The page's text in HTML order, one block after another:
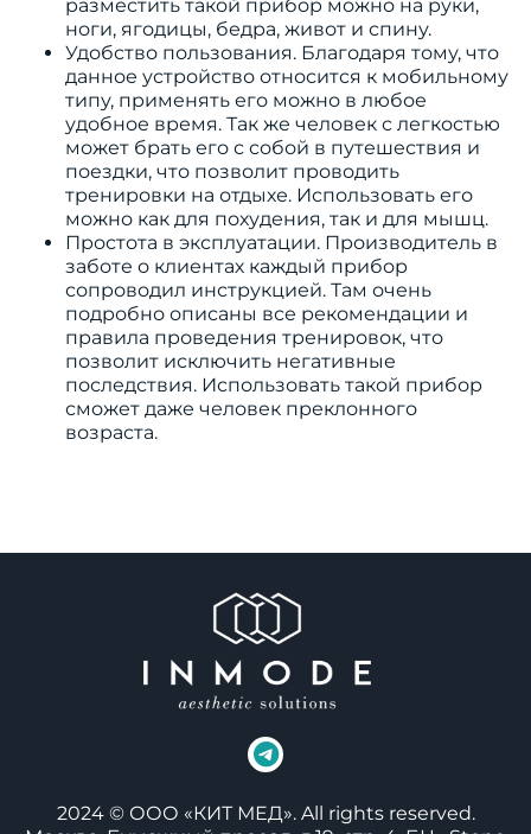
разместить такой прибор можно на руки,
ноги, ягодицы, бедра, живот и спину.
Удобство пользования. Благодаря тому, что
данное устройство относится к мобильному
типу, применять его можно в любое
удобное время. Так же человек с легкостью
может брать его с собой в путешествия и
поездки, что позволит проводить
тренировки на отдыхе. Использовать его
можно как для похудения, так и для мышц.
Простота в эксплуатации. Производитель в
заботе о клиентах каждый прибор
сопроводил инструкцией. Там очень
подробно описаны все рекомендации и
правила проведения тренировок, что
позволит исключить негативные
последствия. Использовать такой прибор
сможет даже человек преклонного
возраста.
2024 © ООО «КИТ МЕД». All rights reserved.